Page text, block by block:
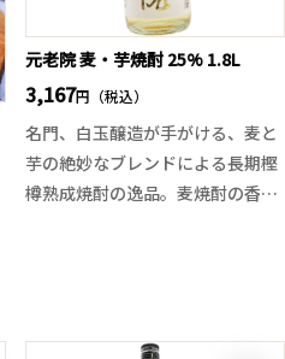
元老院 麦・芋焼酎 25% 1.8L
3,167円（税込）
名門、白玉醸造が手がける、麦と
芋の絶妙なブレンドによる長期樫
樽熟成焼酎の逸品。麦焼酎の香ば
思わせる芳醇な香りとまろやかな